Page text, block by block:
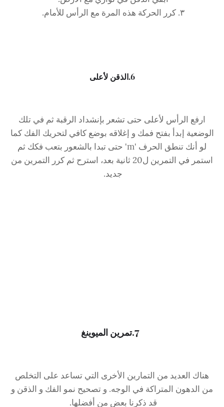
٣. كرر الحركة هذه المرة مع الرأس للأمام.
6.الذقن لأعلى
ارفع الرأس لأعلى حتى تشعر بإنشداد الرقبة ثم في تلك
الوضعية إبدأ بفتح فمك و إغلاقه بوضع كافي لتحريك الفك كما
لو أنك تنطق الحرف 'm' حتى تبدا بالشعور بتعب فكك ثم
استمر في التمرين ل20 ثانية بعد، استرح ثم كرر التمرين من
جديد.
7 .تمرين الميوينغ
هناك العديد من التمارين الأخرى التي تساعد على التخلص
من الدهون المتراكة في الوجه. و تصحيح نمو الفك و الذقن و
قد ذكرنا بعض من أفضلها.